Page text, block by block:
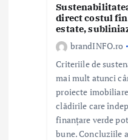
direct costul
estate,
brandINFO.ro
Criteriile de
mai mult atunci
proiecte
clădirile care
finanțare verde
bune. Concluziile